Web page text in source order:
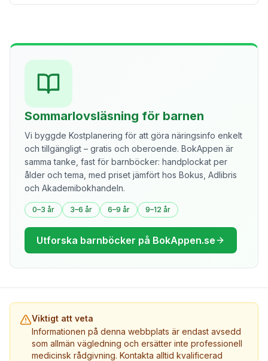
Sommarlovsläsning för barnen
Vi byggde Kostplanering för att göra näringsinfo enkelt
och tillgängligt – gratis och oberoende. BokAppen är
samma tanke, fast för barnböcker: handplockat per
ålder och tema, med priset jämfört hos Bokus, Adlibris
och Akademibokhandeln.
0–3 år 3–6 år 6–9 år 9–12 år
Utforska barnböcker på BokAppen.se
Viktigt att veta
Informationen på denna webbplats är endast avsedd
som allmän vägledning och ersätter inte professionell
medicinsk rådgivning. Kontakta alltid kvalificerad